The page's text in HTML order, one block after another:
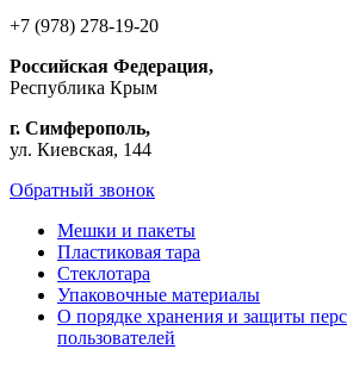
+7 (978) 278-19-20
Российская Федерация,
Республика Крым
г. Симферополь,
ул. Киевская, 144
Обратный звонок
Мешки и пакеты
Пластиковая тара
Стеклотара
Упаковочные материалы
О порядке хранения и защиты
пользователей